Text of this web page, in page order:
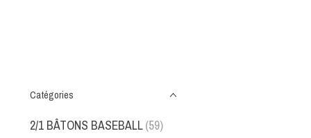
Catégories
2/1 BÂTONS BASEBALL (59)